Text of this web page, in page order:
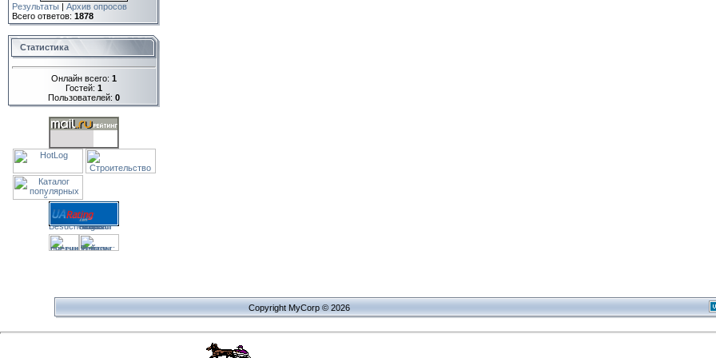
Результаты | Архив опросов
Всего ответов: 1878
Статистика
Онлайн всего: 1
Гостей: 1
Пользователей: 0
Copyright MyCorp © 2026